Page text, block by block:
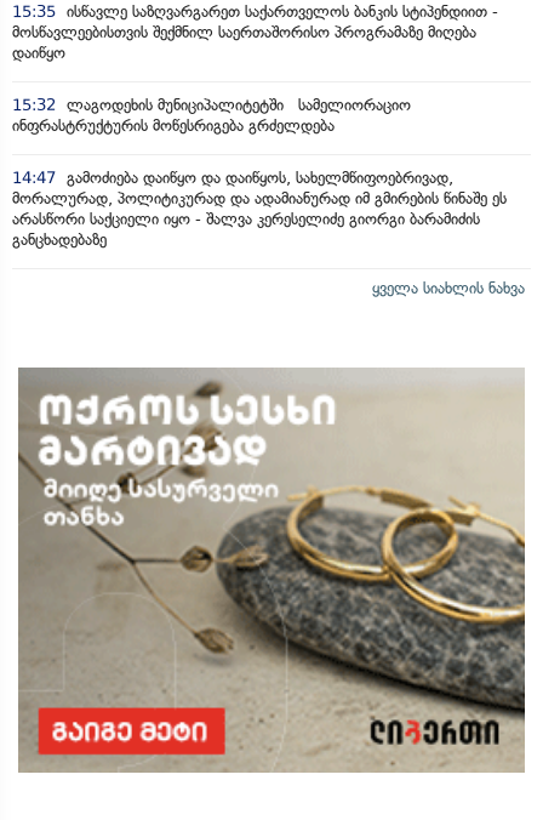
15:35 ისწავლე საზღვარგარეთ საქართველოს ბანკის სტიპენდიით -
მოსწავლეებისთვის შექმნილ საერთაშორისო პროგრამაზე მიღება
დაიწყო
15:32
ლაგოდეხის მუნიციპალიტეტში სამელიორაციო
ინფრასტრუქტურის მოწესრიგება გრძელდება
14:47 გამოძიება დაიწყო და დაიწყოს, სახელმწიფოებრივად,
მორალურად, პოლიტიკურად და ადამიანურად იმ გმირების წინაშე ეს
არასწორი საქციელი იყო - შალვა კერესელიძე გიორგი ბარამიძის
განცხადებაზე
ყველა სიახლის ნახვა